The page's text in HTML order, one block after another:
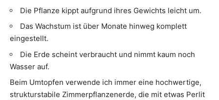
Die Pflanze kippt aufgrund ihres Gewichts leicht um.
Das Wachstum ist über Monate hinweg komplett
eingestellt.
Die Erde scheint verbraucht und nimmt kaum noch
Wasser auf.
Beim Umtopfen verwende ich immer eine hochwertige,
strukturstabile Zimmerpflanzenerde, die mit etwas Perlit